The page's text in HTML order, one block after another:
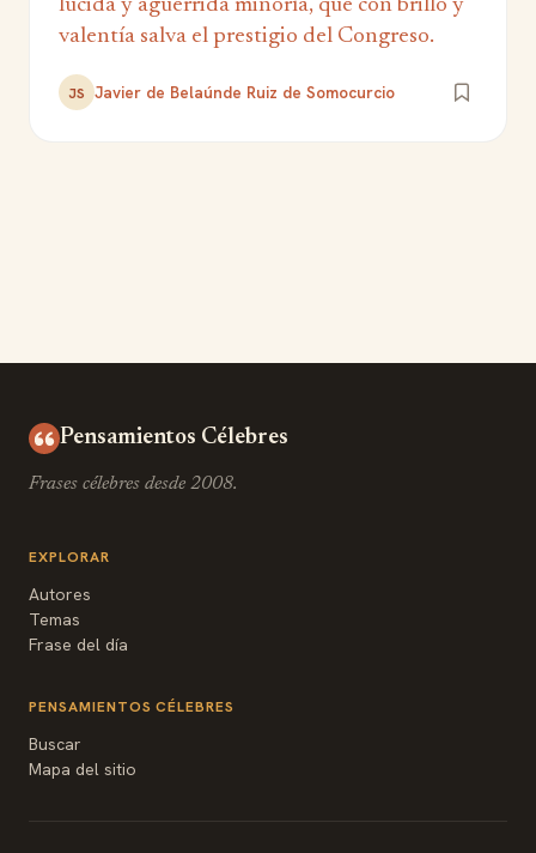
lúcida y aguerrida minoría, que con brillo y
valentía salva el prestigio del Congreso.
JS Javier de Belaúnde Ruiz de Somocurcio
Pensamientos Célebres
Frases célebres desde 2008.
EXPLORAR
Autores
Temas
Frase del día
PENSAMIENTOS CÉLEBRES
Buscar
Mapa del sitio